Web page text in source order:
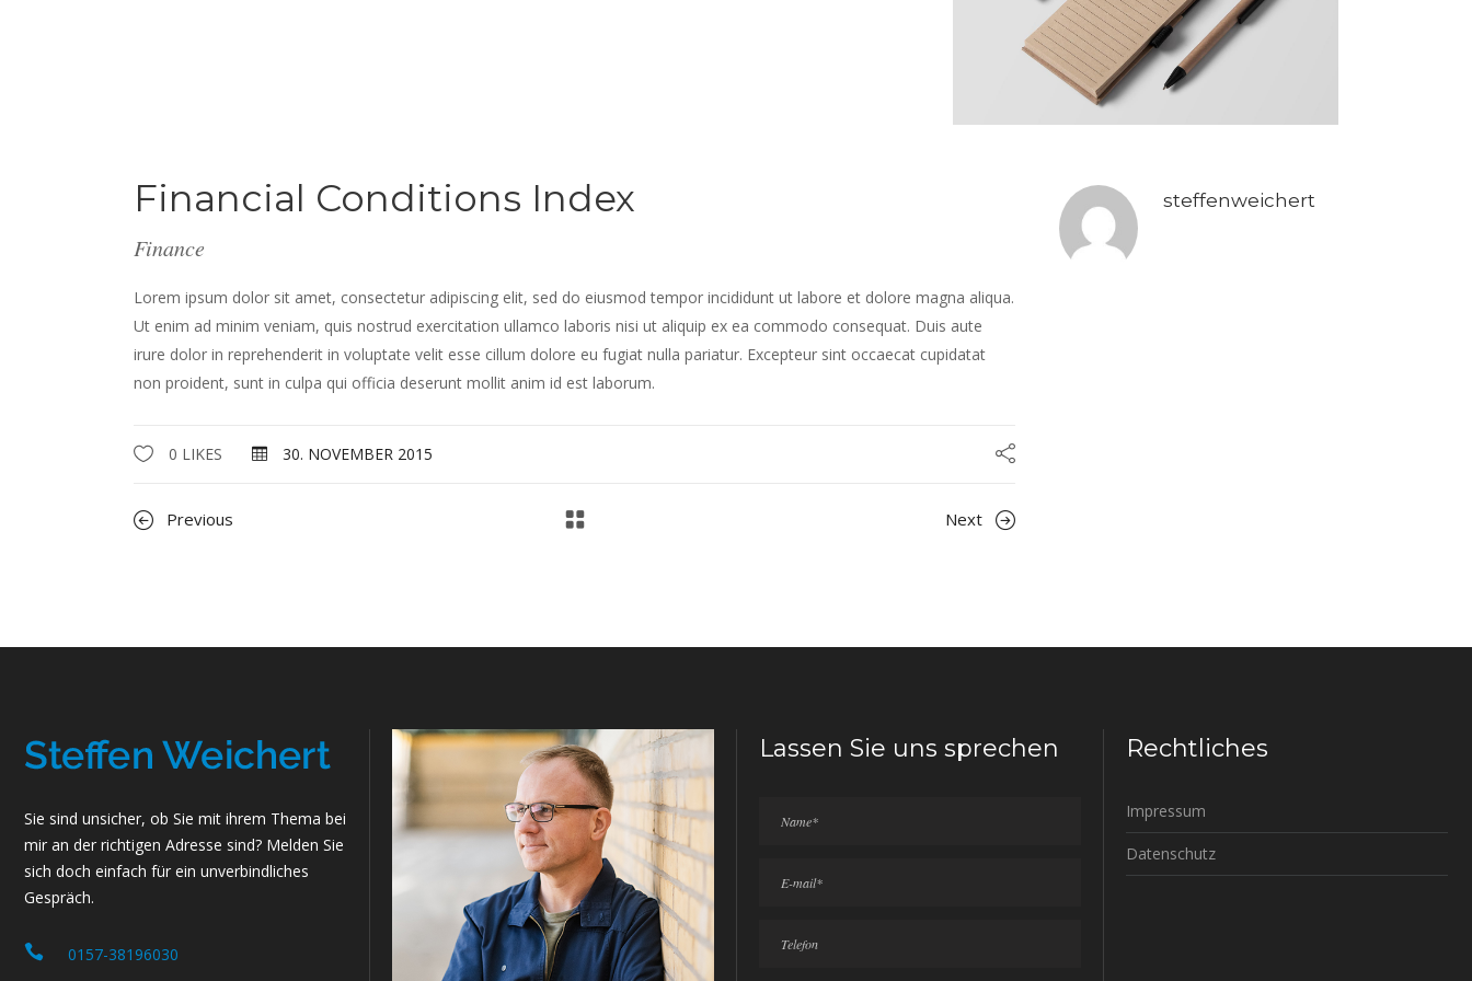
Financial Conditions Index
Finance
Lorem ipsum dolor sit amet, consectetur adipiscing elit, sed do eiusmod tempor incididunt ut labore et dolore magna aliqua.
Ut enim ad minim veniam, quis nostrud exercitation ullamco laboris nisi ut aliquip ex ea commodo consequat. Duis aute
irure dolor in reprehenderit in voluptate velit esse cillum dolore eu fugiat nulla pariatur. Excepteur sint occaecat cupidatat
non proident, sunt in culpa qui officia deserunt mollit anim id est laborum.
0 LIKES 30. NOVEMBER 2015
Previous Next
steffenweichert
Sie sind unsicher, ob Sie mit ihrem Thema bei
mir an der richtigen Adresse sind? Melden Sie
sich doch einfach für ein unverbindliches
Gespräch.
0157-38196030
Lassen Sie uns sprechen Rechtliches
Impressum
Datenschutz